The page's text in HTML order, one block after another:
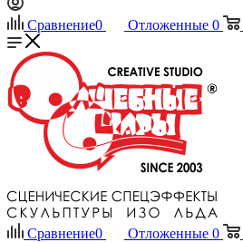
Сравнение0 Отложенные 0
Сравнение0 Отложенные 0